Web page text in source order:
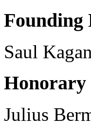
Founding
Saul
Honorary
Julius